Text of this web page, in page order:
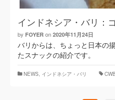
インドネシア・バリ：
by FOYER on 2020年11月24日
バリからは、ちょっと日本の
たスナックの紹介です。
NEWS, インドネシア・バリ CWB